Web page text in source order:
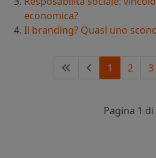
economica?
Il branding? Quasi uno
1 2 3
Pagina 1 di